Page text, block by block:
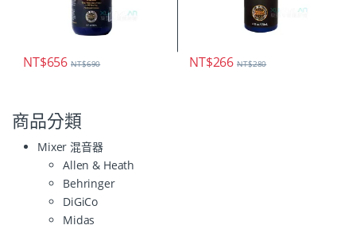
NT$656 NT$690 NT$266 NT$280
商品分類
Mixer 混音器
Allen & Heath
Behringer
DiGiCo
Midas